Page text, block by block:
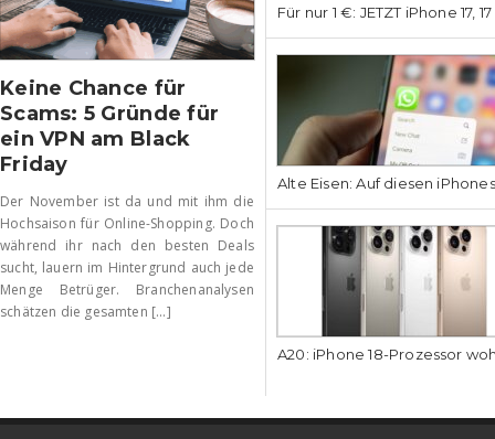
Keine Chance für
Scams: 5 Gründe für
ein VPN am Black
Friday
Der November ist da und mit ihm die
Hochsaison für Online-Shopping. Doch
während ihr nach den besten Deals
sucht, lauern im Hintergrund auch jede
Menge Betrüger. Branchenanalysen
schätzen die gesamten [...]
Für nur 1 €: JETZT iPhone 17,
Alte Eisen: Auf diesen
A20: iPhone 18-Prozessor